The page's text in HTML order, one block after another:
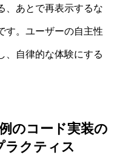
、あとで再表示するな
す。ユーザーの自主性
、自律的な体験にする
のコード実装の
ラクティス